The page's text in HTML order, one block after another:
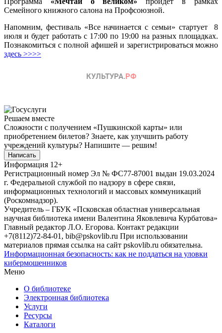
Семейного книжного салона на Профсоюзной.
Напомним, фестиваль «Все начинается с семьи» стартует 8
июля и будет работать с 17:00 по 19:00 на разных площадках.
Познакомиться с полной афишей и зарегистрироваться можно
здесь >>>>
Решаем вместе
Сложности с получением «Пушкинской карты» или
приобретением билетов? Знаете, как улучшить работу
учреждений культуры? Напишите — решим!
Написать
Информация 12+
Регистрационный номер Эл № ФС77-87001 выдан 19.03.2024
г. Федеральной службой по надзору в сфере связи,
информационных технологий и массовых коммуникаций
(Роскомнадзор).
Учредитель – ГБУК «Псковская областная универсальная
научная библиотека имени Валентина Яковлевича Курбатова»
Главный редактор Л.О. Егорова. Контакт редакции
+7(8112)72-84-01, bib@pskovlib.ru При использовании
материалов прямая ссылка на сайт pskovlib.ru обязательна.
Информационная безопасность: как не поддаться на уловки
кибермошенников
Меню
О библиотеке
Электронная библиотека
Услуги
Ресурсы
Каталоги